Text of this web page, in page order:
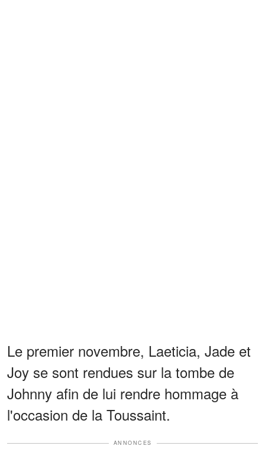
Le premier novembre, Laeticia, Jade et
Joy se sont rendues sur la tombe de
Johnny afin de lui rendre hommage à
l'occasion de la Toussaint.
ANNONCES